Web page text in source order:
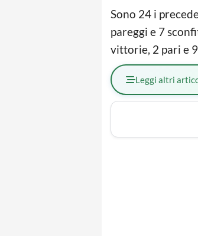
Sono 24 i
pareggi e 7
vittorie, 2 pari e
Leggi altri